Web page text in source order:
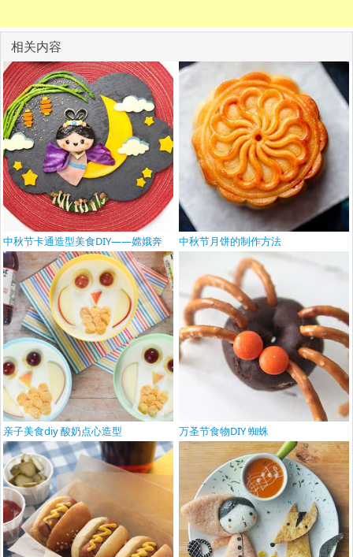
相关内容
中秋节卡通造型美食DIY——嫦娥奔 中秋节月饼的制作方法
亲子美食diy 酸奶点心造型 万圣节食物DIY 蜘蛛